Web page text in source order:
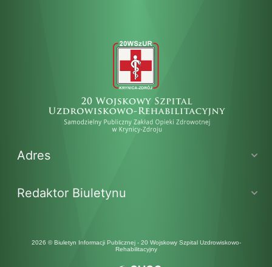
Adres
Redaktor Biuletynu
2026 © Biuletyn Informacji Publicznej - 20 Wojskowy Szpital Uzdrowiskowo-
Rehabilitacyjny